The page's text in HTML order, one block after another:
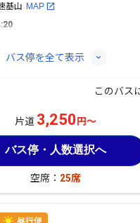
基山 MAP
バス停を全て表示
このバス
片道 3,250円～
バス停・人数選択へ
空席： 25席